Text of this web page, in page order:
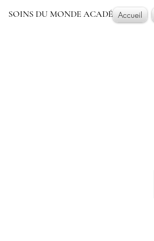
SOINS DU MONDE ACADÉMIEAccueil